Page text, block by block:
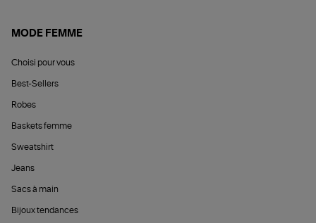
MODE FEMME
Choisi pour vous
Best-Sellers
Robes
Baskets femme
Sweatshirt
Jeans
Sacs à main
Bijoux tendances